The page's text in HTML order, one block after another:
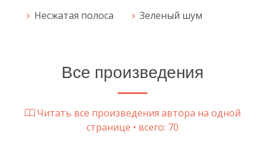
Несжатая полоса
Зеленый шум
Все произведения
Читать все произведения автора на одной
странице • всего: 70